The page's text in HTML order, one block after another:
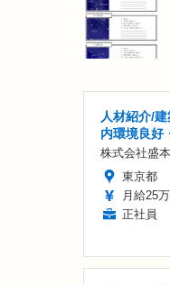
人材紹介/
内環境良好
株式会社盛
東京都
月給25
正社員